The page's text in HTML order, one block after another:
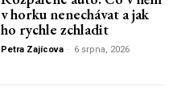
v horku nenechávat a jak
ho rychle zchladit
Petra Zajícova - 6 srpna, 2026